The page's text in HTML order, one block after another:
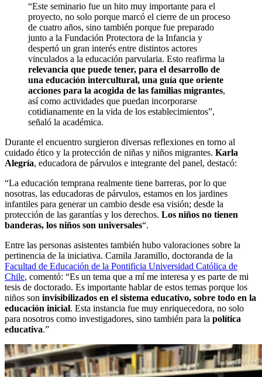
“Este seminario fue un hito muy importante para el
proyecto, no solo porque marcó el cierre de un proceso
de cuatro años, sino también porque fue preparado
junto a la Fundación Protectora de la Infancia y
despertó un gran interés entre distintos actores
vinculados a la educación parvularia. Esto reafirma la
relevancia que puede tener, para el desarrollo de
una educación intercultural, una guía que oriente
acciones para la acogida de las familias migrantes,
así como actividades que puedan incorporarse
cotidianamente en la vida de los establecimientos”,
señaló la académica.
Durante el encuentro surgieron diversas reflexiones en torno al
cuidado ético y la protección de niñas y niños migrantes. Karla
Alegría, educadora de párvulos e integrante del panel, destacó:
“La educación temprana realmente tiene barreras, por lo que
nosotras, las educadoras de párvulos, estamos en los jardines
infantiles para generar un cambio desde esa visión; desde la
protección de las garantías y los derechos. Los niños no tienen
banderas, los niños son universales“.
Entre las personas asistentes también hubo valoraciones sobre la
pertinencia de la iniciativa. Camila Jaramillo, doctoranda de la
Facultad de Educación de la Pontificia Universidad Católica de
Chile, comentó: “Es un tema que a mí me interesa y es parte de mi
tesis de doctorado. Es importante hablar de estos temas porque los
niños son invisibilizados en el sistema educativo, sobre todo en la
educación inicial. Esta instancia fue muy enriquecedora, no solo
para nosotros como investigadores, sino también para la política
educativa.”